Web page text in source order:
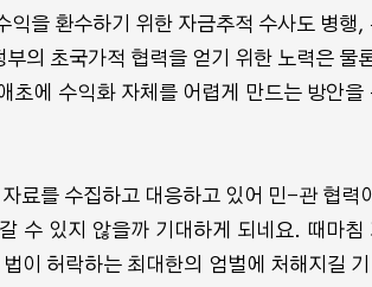
을 환수하기 위한 자금추적 수사도 병행,
의 초국가적 협력을 얻기 위한 노력은 물
초에 수익화 자체를 어렵게 만드는 방안을
료를 수집하고 대응하고 있어 민-관 협력
수 있지 않을까 기대하게 되네요. 때마침
이 허락하는 최대한의 엄벌에 처해지길